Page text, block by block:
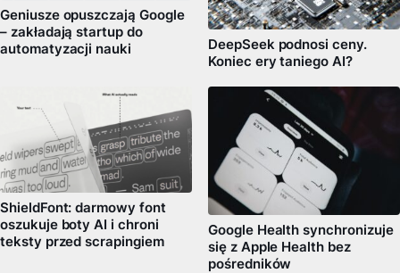
Geniusze opuszczają Google
– zakładają startup do
automatyzacji nauki
DeepSeek podnosi ceny.
Koniec ery taniego AI?
ShieldFont: darmowy font
oszukuje boty AI i chroni
teksty przed scrapingiem
Google Health synchronizuje
się z Apple Health bez
pośredników